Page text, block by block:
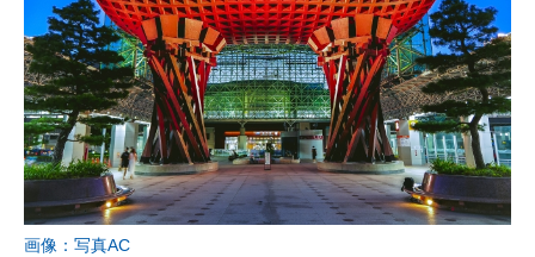
画像：写真AC